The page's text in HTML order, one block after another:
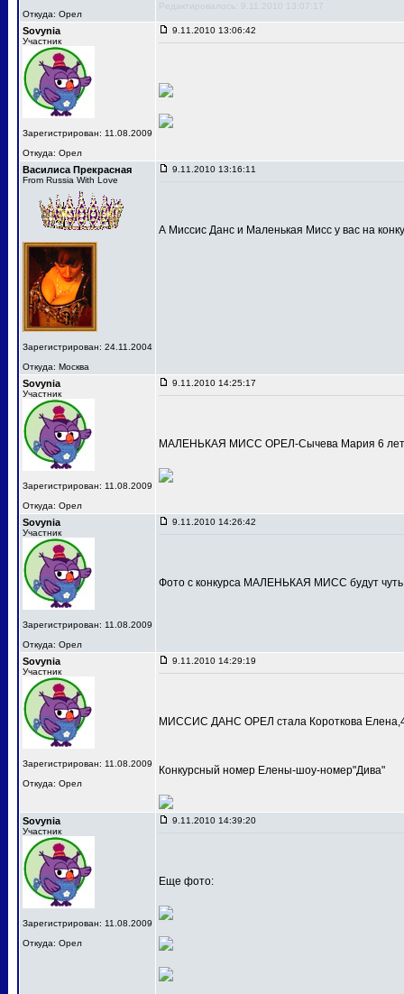
Откуда: Орел
Редактировалось: 9.11.2010 13:07:17
Sovynia
Участник
Зарегистрирован: 11.08.2009
Откуда: Орел
9.11.2010 13:06:42
Василиса Прекрасная
From Russia With Love
Зарегистрирован: 24.11.2004
Откуда: Москва
9.11.2010 13:16:11
А Миссис Данс и Маленькая Мисс у вас на
Sovynia
Участник
Зарегистрирован: 11.08.2009
Откуда: Орел
9.11.2010 14:25:17
МАЛЕНЬКАЯ МИСС ОРЕЛ-Сычева Мария 6
Sovynia
Участник
Зарегистрирован: 11.08.2009
Откуда: Орел
9.11.2010 14:26:42
Фото с конкурса МАЛЕНЬКАЯ МИСС будут
Sovynia
Участник
Зарегистрирован: 11.08.2009
Откуда: Орел
9.11.2010 14:29:19
МИССИС ДАНС ОРЕЛ стала Короткова
Конкурсный номер Елены-шоу-номер"Дива"
Sovynia
Участник
Зарегистрирован: 11.08.2009
Откуда: Орел
9.11.2010 14:39:20
Еще фото: